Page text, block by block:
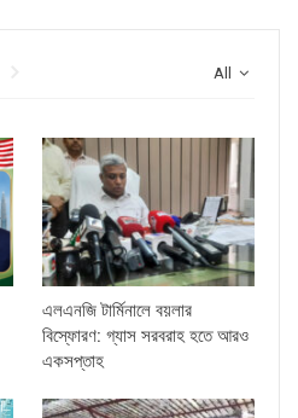
All
এলএনজি টার্মিনালে বয়লার
বিস্ফোরণ: গ্যাস সরবরাহ হতে আরও
একসপ্তাহ